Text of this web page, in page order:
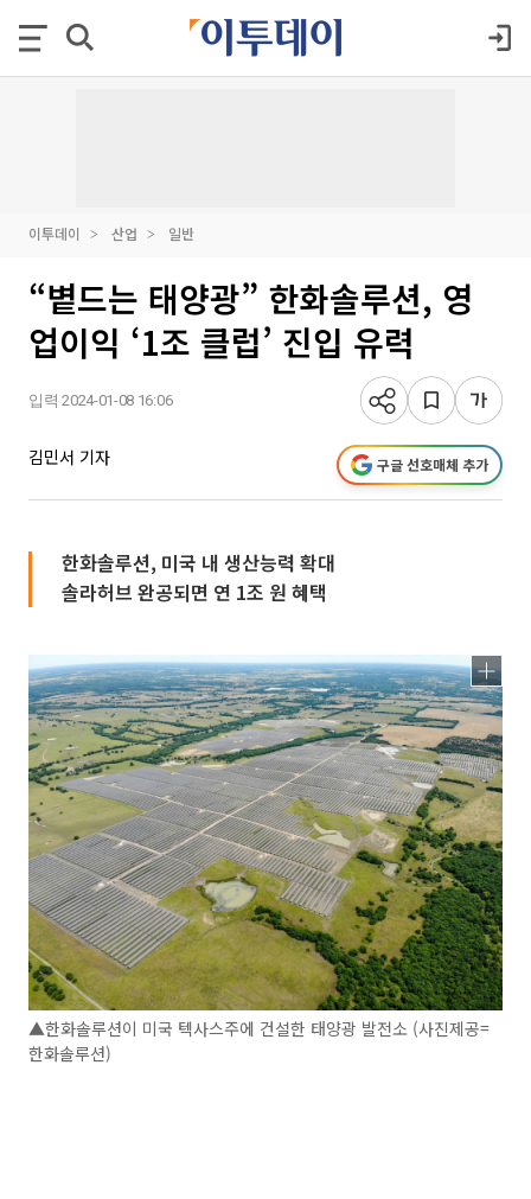
이투데이 산업 일반
“볕드는 태양광” 한화솔루션, 영
업이익 ‘1조 클럽’ 진입 유력
입력 2024-01-08 16:06
김민서 기자 구글 선호매체 추가
한화솔루션, 미국 내 생산능력 확대
솔라허브 완공되면 연 1조 원 혜택
▲한화솔루션이 미국 텍사스주에 건설한 태양광 발전소 (사진제공=
한화솔루션)